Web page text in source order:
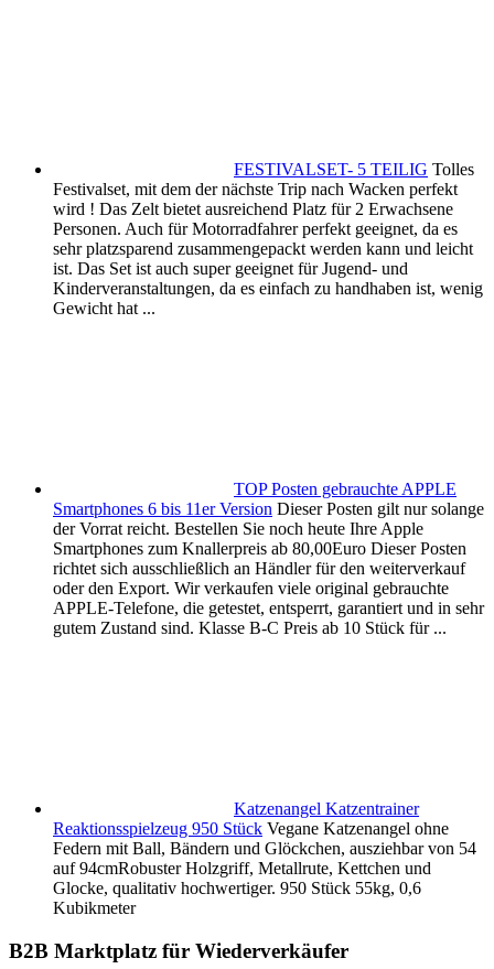
FESTIVALSET- 5 TEILIG Tolles
Festivalset, mit dem der nächste Trip nach Wacken perfekt
wird ! Das Zelt bietet ausreichend Platz für 2 Erwachsene
Personen. Auch für Motorradfahrer perfekt geeignet, da es
sehr platzsparend zusammengepackt werden kann und leicht
ist. Das Set ist auch super geeignet für Jugend- und
Kinderveranstaltungen, da es einfach zu handhaben ist, wenig
Gewicht hat ...
TOP Posten gebrauchte APPLE
Smartphones 6 bis 11er Version Dieser Posten gilt nur solange
der Vorrat reicht. Bestellen Sie noch heute Ihre Apple
Smartphones zum Knallerpreis ab 80,00Euro Dieser Posten
richtet sich ausschließlich an Händler für den weiterverkauf
oder den Export. Wir verkaufen viele original gebrauchte
APPLE-Telefone, die getestet, entsperrt, garantiert und in sehr
gutem Zustand sind. Klasse B-C Preis ab 10 Stück für ...
Katzenangel Katzentrainer
Reaktionsspielzeug 950 Stück Vegane Katzenangel ohne
Federn mit Ball, Bändern und Glöckchen, ausziehbar von 54
auf 94cmRobuster Holzgriff, Metallrute, Kettchen und
Glocke, qualitativ hochwertiger. 950 Stück 55kg, 0,6
Kubikmeter
B2B Marktplatz für Wiederverkäufer